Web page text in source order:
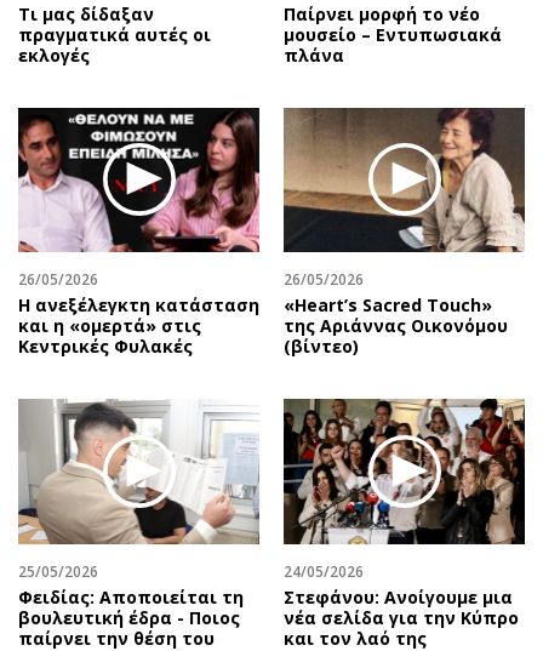
Τι μας δίδαξαν
πραγματικά αυτές οι
εκλογές
Παίρνει μορφή το νέο
μουσείο – Εντυπωσιακά
πλάνα
26/05/2026
Η ανεξέλεγκτη κατάσταση
και η «ομερτά» στις
Κεντρικές Φυλακές
26/05/2026
«Heart’s Sacred Touch»
της Αριάννας Οικονόμου
(βίντεο)
25/05/2026
Φειδίας: Αποποιείται τη
βουλευτική έδρα - Ποιος
παίρνει την θέση του
24/05/2026
Στεφάνου: Ανοίγουμε μια
νέα σελίδα για την Κύπρο
και τον λαό της